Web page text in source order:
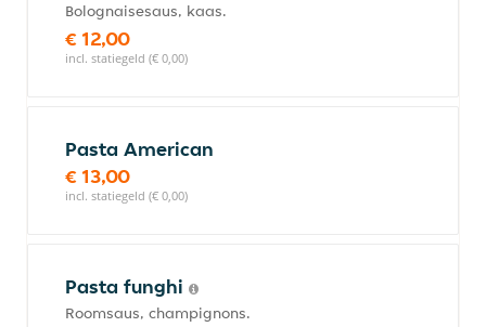
Bolognaisesaus, kaas.
€ 12,00
incl. statiegeld (€ 0,00)
Pasta American
€ 13,00
incl. statiegeld (€ 0,00)
Pasta funghi
Roomsaus, champignons.